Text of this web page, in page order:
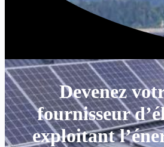
Devenez
fournisseur
exploitant